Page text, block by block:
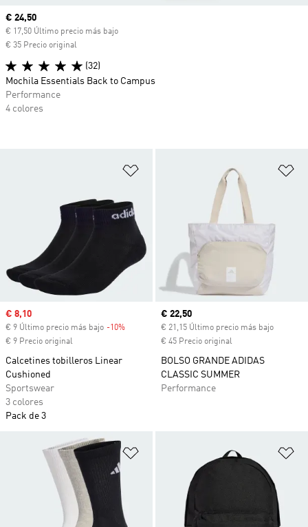
Añadir a la lista de deseos
Precio de venta
€ 8,10
€ 9 Último precio más bajo -10% Descuento
€ 9 Precio original
Calcetines tobilleros Linear
Cushioned
Sportswear
3 colores
Pack de 3
Precio actual
€ 22,50
€ 21,15 Último precio más bajo
€ 45 Precio original
BOLSO GRANDE ADIDAS
CLASSIC SUMMER
Performance
Añadir a la lista de deseos
Precio actual
€ 24,50
€ 17,50 Último precio más bajo
€ 35 Precio original
(32)
Mochila Essentials Back to Campus
Performance
4 colores